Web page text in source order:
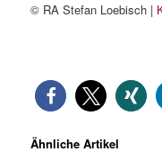
© RA Stefan Loebisch |
Ähnliche Artikel